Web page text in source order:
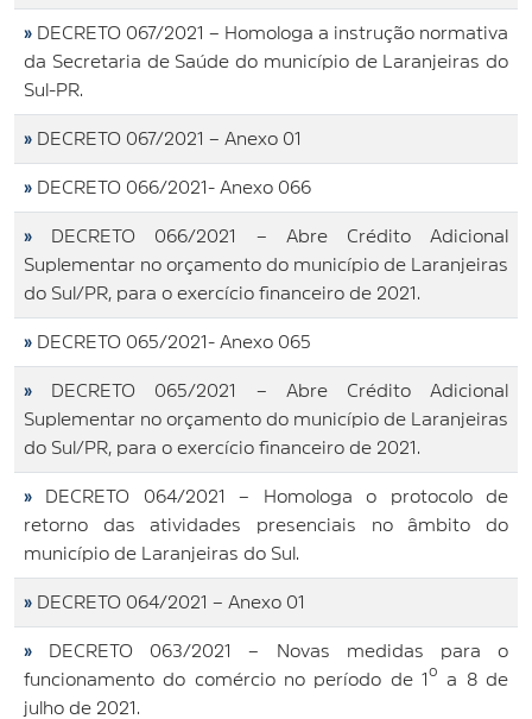
» DECRETO 067/2021 – Homologa a instrução normativa
da Secretaria de Saúde do município de Laranjeiras do
Sul-PR.
» DECRETO 067/2021 – Anexo 01
» DECRETO 066/2021- Anexo 066
»
DECRETO 066/2021 – Abre Crédito Adicional
Suplementar no orçamento do município de Laranjeiras
do Sul/PR, para o exercício financeiro de 2021.
» DECRETO 065/2021- Anexo 065
»
DECRETO 065/2021 – Abre Crédito Adicional
Suplementar no orçamento do município de Laranjeiras
do Sul/PR, para o exercício financeiro de 2021.
» DECRETO 064/2021 – Homologa o protocolo de
retorno das atividades presenciais no âmbito do
município de Laranjeiras do Sul.
» DECRETO 064/2021 – Anexo 01
»
DECRETO 063/2021 – Novas medidas para o
funcionamento do comércio no período de 1º a 8 de
julho de 2021.